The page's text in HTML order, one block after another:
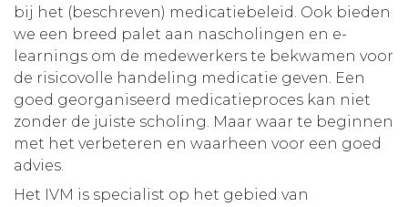
bij het (beschreven) medicatiebeleid. Ook bieden
we een breed palet aan nascholingen en e-
learnings om de medewerkers te bekwamen voor
de risicovolle handeling medicatie geven. Een
goed georganiseerd medicatieproces kan niet
zonder de juiste scholing. Maar waar te beginnen
met het verbeteren en waarheen voor een goed
advies.
Het IVM is specialist op het gebied van